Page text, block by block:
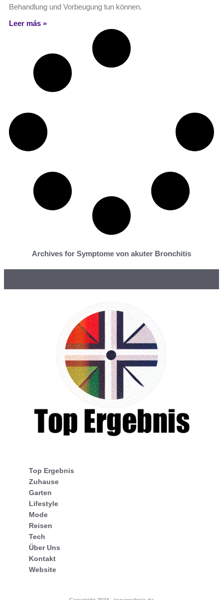
Behandlung und Vorbeugung tun können.
Leer más »
Archives for Symptome von akuter Bronchitis
Top Ergebnis
Zuhause
Garten
Lifestyle
Mode
Reisen
Tech
Über Uns
Kontakt
Website